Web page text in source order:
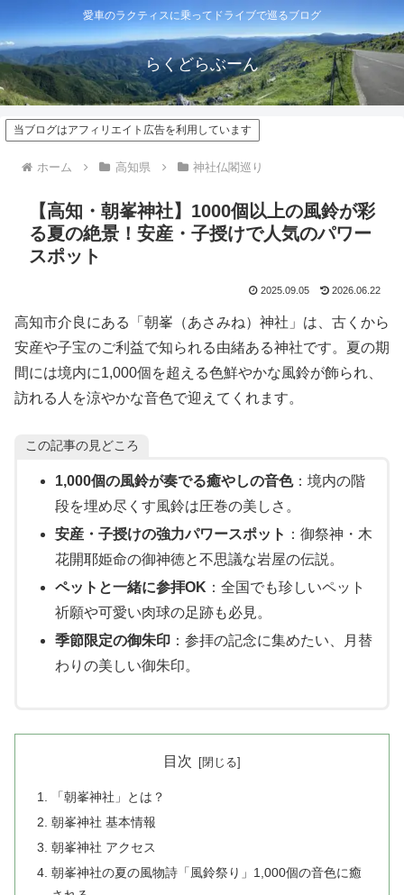
愛車のラクティスに乗ってドライブで巡るブログ
らくどらぶーん
当ブログはアフィリエイト広告を利用しています
ホーム 高知県 神社仏閣巡り
【高知・朝峯神社】1000個以上の風鈴が彩
る夏の絶景！安産・子授けで人気のパワー
スポット
2025.09.05 2026.06.22
高知市介良にある「朝峯（あさみね）神社」は、古くから
安産や子宝のご利益で知られる由緒ある神社です。夏の期
間には境内に1,000個を超える色鮮やかな風鈴が飾られ、
訪れる人を涼やかな音色で迎えてくれます。
この記事の見どころ
1,000個の風鈴が奏でる癒やしの音色：境内の階
段を埋め尽くす風鈴は圧巻の美しさ。
安産・子授けの強力パワースポット ：御祭神・木
花開耶姫命の御神徳と不思議な岩屋の伝説。
ペットと一緒に参拝OK ：全国でも珍しいペット
祈願や可愛い肉球の足跡も必見。
季節限定の御朱印：参拝の記念に集めたい、月替
わりの美しい御朱印。
目次
「朝峯神社」とは？
朝峯神社 基本情報
朝峯神社 アクセス
朝峯神社の夏の風物詩「風鈴祭り」1,000個の音色に癒